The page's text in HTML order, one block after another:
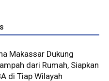
Makassar Dukung
dari Rumah, Siapkan
di Tiap Wilayah